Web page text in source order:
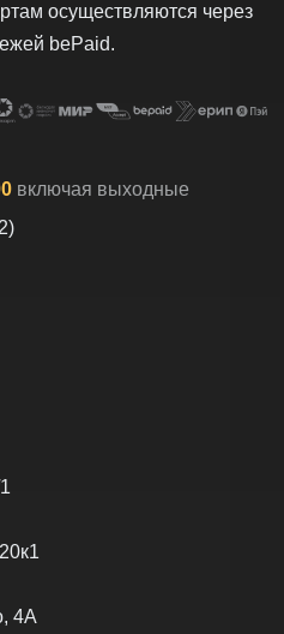
осуществляются через
bеPаid.
включая выходные
4А